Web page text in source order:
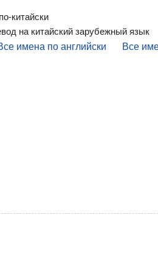
китайски
на китайский зарубежный язык
имена по английски Все